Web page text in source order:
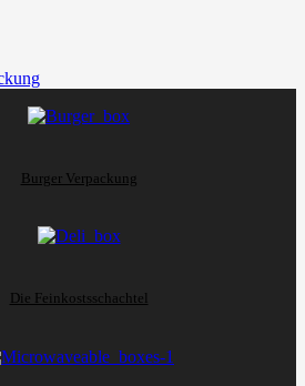
Burger Verpackung
Die Feinkostsschachtel